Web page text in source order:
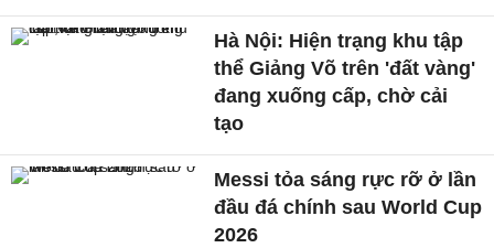
Hà Nội: Hiện trạng khu tập
thể Giảng Võ trên 'đất vàng'
đang xuống cấp, chờ cải
tạo
Messi tỏa sáng rực rỡ ở lần
đầu đá chính sau World Cup
2026